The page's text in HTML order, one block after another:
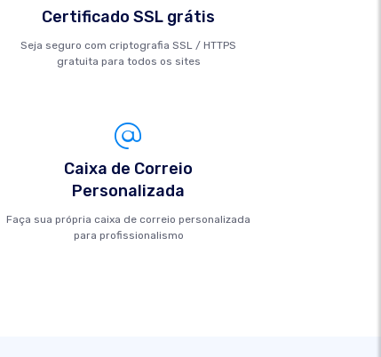
Certificado SSL grátis
Seja seguro com criptografia SSL / HTTPS
gratuita para todos os sites
Caixa de Correio
Personalizada
Faça sua própria caixa de correio personalizada
para profissionalismo